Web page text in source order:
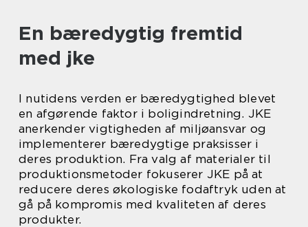
En bæredygtig fremtid
med jke
I nutidens verden er bæredygtighed blevet
en afgørende faktor i boligindretning. JKE
anerkender vigtigheden af miljøansvar og
implementerer bæredygtige praksisser i
deres produktion. Fra valg af materialer til
produktionsmetoder fokuserer JKE på at
reducere deres økologiske fodaftryk uden at
gå på kompromis med kvaliteten af deres
produkter.